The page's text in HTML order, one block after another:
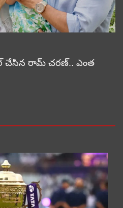
చేసిన రామ్ చరణ్.. ఎంత